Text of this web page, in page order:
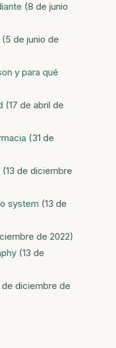
(8 de junio
(5 de junio de
y para qué
(17 de abril de
(31 de
(13 de diciembre
system (13 de
de 2022)
(13 de
de diciembre de